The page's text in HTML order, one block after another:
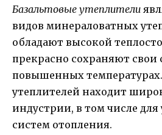
Базальтовые утеплители
видов минераловатных
обладают высокой
прекрасно сохраняют свои
повышенных
утеплителей находит
индустрии, в том числе для
систем отопления.